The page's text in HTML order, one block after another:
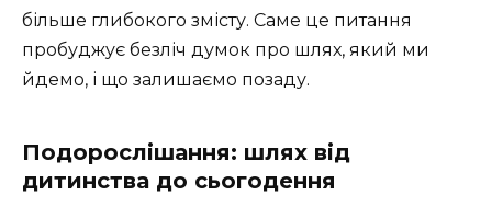
більше глибокого змісту. Саме це питання
пробуджує безліч думок про шлях, який ми
йдемо, і що залишаємо позаду.
Подорослішання: шлях від
дитинства до сьогодення